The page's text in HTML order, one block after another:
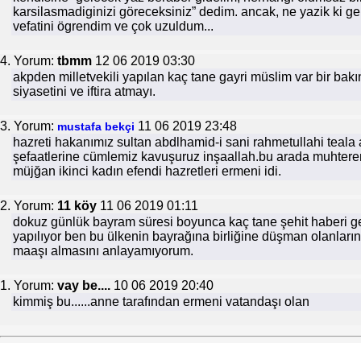
karsilasmadiginizi göreceksiniz” dedim. ancak, ne yazik ki
vefatini ögrendim ve çok uzuldum...
4. Yorum: tbmm 12 06 2019 03:30
akpden milletvekili yapılan kaç tane gayri müslim var bir
siyasetini ve iftira atmayı.
3. Yorum: mustafa bekçi 11 06 2019 23:48
hazreti hakanımız sultan abdlhamid-i sani rahmetullahi
şefaatlerine cümlemiz kavuşuruz inşaallah.bu arada
müjğan ikinci kadın efendi hazretleri ermeni idi.
2. Yorum: 11 köy 11 06 2019 01:11
dokuz günlük bayram süresi boyunca kaç tane şehit haberi
yapılıyor ben bu ülkenin bayrağına birliğine düşman
maaşı almasını anlayamıyorum.
1. Yorum: vay be.... 10 06 2019 20:40
kimmiş bu......anne tarafından ermeni vatandaşı olan